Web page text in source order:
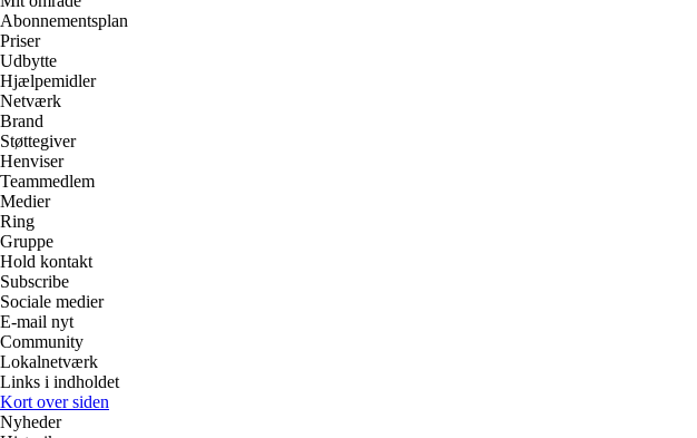
Abonnementsplan
Priser
Udbytte
Hjælpemidler
Netværk
Brand
Støttegiver
Henviser
Teammedlem
Medier
Ring
Gruppe
Hold kontakt
Subscribe
Sociale medier
E-mail nyt
Community
Lokalnetværk
Links i indholdet
Kort over siden
Nyheder